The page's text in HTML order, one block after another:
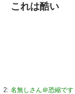
これは酷い
2: 名無しさん＠恐縮です